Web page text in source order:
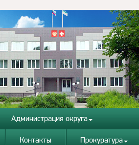
Администрация округа
Контакты Прокуратура